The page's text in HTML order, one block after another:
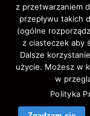
Copyright ©
wycieczki,
z przetwarzaniem
przepływu takich
(ogólne
z ciasteczek aby
Dalsze
użycie. Możesz w
w
Polityka